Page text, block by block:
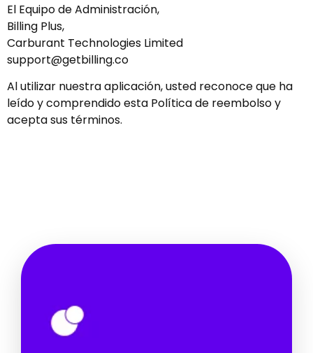
El Equipo de Administración,
Billing Plus,
Carburant Technologies Limited
support@getbilling.co
Al utilizar nuestra aplicación, usted reconoce que ha
leído y comprendido esta Política de reembolso y
acepta sus términos.